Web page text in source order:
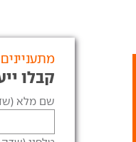
קבלו
שם מלא